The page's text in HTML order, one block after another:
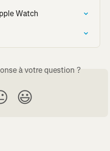
Watch
à votre question ?
😃